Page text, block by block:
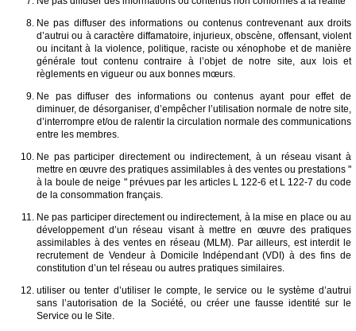
Ne pas diffuser des informations ou contenus contrevenant aux droits
d’autrui ou à caractère diffamatoire, injurieux, obscène, offensant, violent
ou incitant à la violence, politique, raciste ou xénophobe et de manière
générale tout contenu contraire à l’objet de notre site, aux lois et
règlements en vigueur ou aux bonnes mœurs.
Ne pas diffuser des informations ou contenus ayant pour effet de
diminuer, de désorganiser, d’empêcher l’utilisation normale de notre site,
d’interrompre et/ou de ralentir la circulation normale des communications
entre les membres.
Ne pas participer directement ou indirectement, à un réseau visant à
mettre en œuvre des pratiques assimilables à des ventes ou prestations "
à la boule de neige " prévues par les articles L 122-6 et L 122-7 du code
de la consommation français.
Ne pas participer directement ou indirectement, à la mise en place ou au
développement d’un réseau visant à mettre en œuvre des pratiques
assimilables à des ventes en réseau (MLM). Par ailleurs, est interdit le
recrutement de Vendeur à Domicile Indépendant (VDI) à des fins de
constitution d’un tel réseau ou autres pratiques similaires.
utiliser ou tenter d’utiliser le compte, le service ou le système d’autrui
sans l’autorisation de la Société, ou créer une fausse identité sur le
Service ou le Site.